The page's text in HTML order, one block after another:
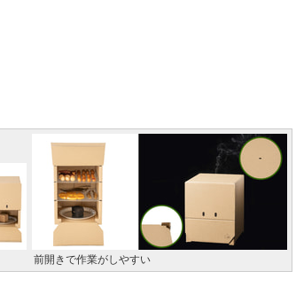
前開きで作業がしやすい